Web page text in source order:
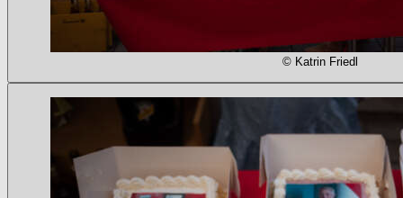
© Katrin Friedl